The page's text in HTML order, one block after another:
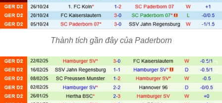
Thành tích gần đây của Paderborn